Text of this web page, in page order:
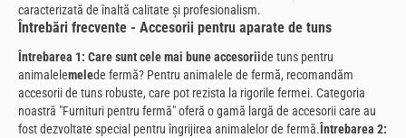
caracterizată de înaltă calitate și profesionalism.
Întrebări frecvente - Accesorii pentru aparate de tuns
Întrebarea 1: Care sunt cele mai bune accesoriide tuns pentru
animalelemelede fermă? Pentru animalele de fermă, recomandăm
accesorii de tuns robuste, care pot rezista la rigorile fermei. Categoria
noastră "Furnituri pentru fermă" oferă o gamă largă de accesorii care au
fost dezvoltate special pentru îngrijirea animalelor de fermă.Întrebarea 2: